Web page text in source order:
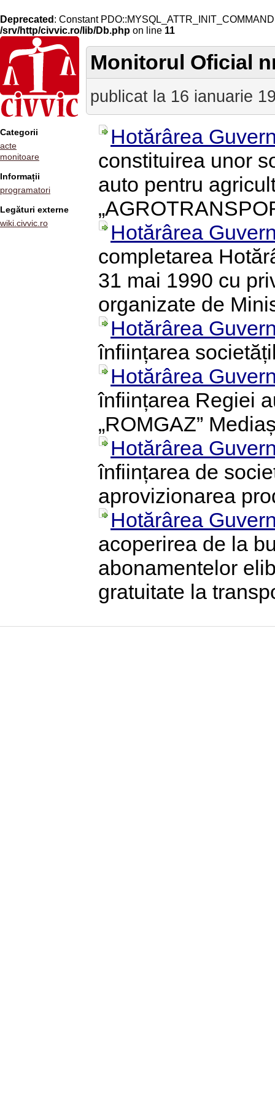
Deprecated : Constant
/srv/http/civvic.ro/lib/Db.php on line 11
Categorii
acte
monitoare
Informații
programatori
Legături externe
wiki.civvic.ro
Monitorul Oficial
publicat la 16 ianuarie
Hotărârea
constituirea unor
auto pentru
Hotărârea
completarea
31 mai 1990 cu
organizate de
Hotărârea
înființarea
Hotărârea
înființarea Regiei
„ROMGAZ”
Hotărârea
înființarea de
aprovizionarea
Hotărârea
acoperirea de la
abonamentelor
gratuitate la